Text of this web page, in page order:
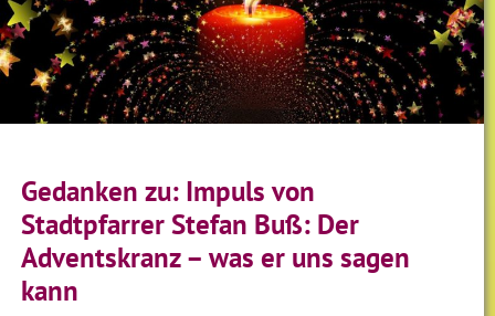
Gedanken zu: Impuls von
Stadtpfarrer Stefan Buß: Der
Adventskranz – was er uns sagen
kann